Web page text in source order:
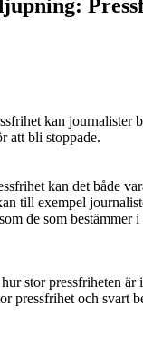
kan journalister
att bli stoppade.
kan det både
till exempel
de som bestämmer
stor pressfriheten
pressfrihet och svart